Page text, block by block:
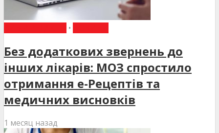
•
Без додаткових звернень до
інших лікарів: МОЗ спростило
отримання е-Рецептів та
медичних висновків
1 месяц назад